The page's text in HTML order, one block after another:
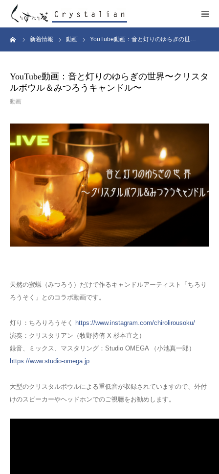
新着情報 動画 YouTube動画：音と灯りのゆらぎの世…
YouTube動画：音と灯りのゆらぎの世界〜クリスタ
ルボウル＆みつろうキャンドル〜
動画
天然の蜜蝋（みつろう）だけで作るキャンドルアーティスト「ちろり
ろうそく」とのコラボ動画です。
灯り：ちろりろうそく https://www.instagram.com/chirolirousoku/
演奏：クリスタリアン（牧野持侑 X 杉本直之）
録音、ミックス、マスタリング：Studio OMEGA （小池真一郎）
https://www.studio-omega.jp
大型のクリスタルボウルによる重低音が収録されていますので、外付
けのスピーカーやヘッドホンでのご視聴をお勧めします。
ヒーリング
プロフィール
コンサート
販売サイト